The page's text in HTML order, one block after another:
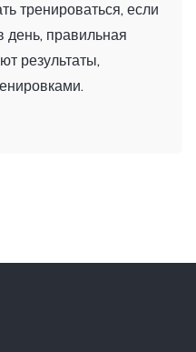
тренироваться, если
день, правильная
результаты,